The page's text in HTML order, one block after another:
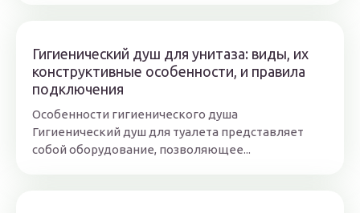
Гигиенический душ для унитаза: виды, их
конструктивные особенности, и правила
подключения
Особенности гигиенического душа
Гигиенический душ для туалета представляет
собой оборудование, позволяющее...